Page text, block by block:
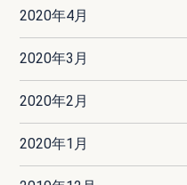
2020年4月
2020年3月
2020年2月
2020年1月